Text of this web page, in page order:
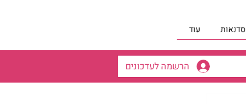
סדנאות עוד
הרשמה לעדכונים